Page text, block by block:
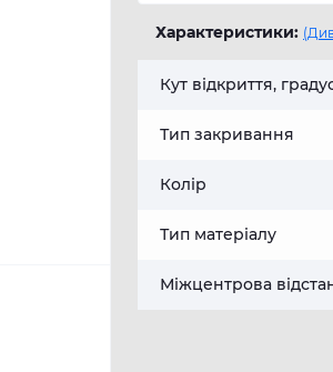
Характеристики:
Кут відкриття,
Тип закривання
Колір
Тип матеріалу
Міжцентрова